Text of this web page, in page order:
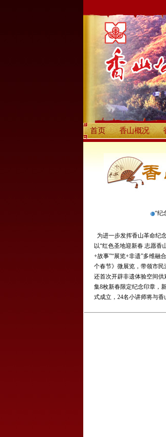
首页 香山概况
“纪
为进一步发挥香山革命纪
以“红色圣地迎新春 志愿香
+故事”“展览+非遗”多维融
个春节》微展览，带领市
还首次开辟非遗体验空间供
集8枚新春限定纪念印章，
式成立，24名小讲师将与